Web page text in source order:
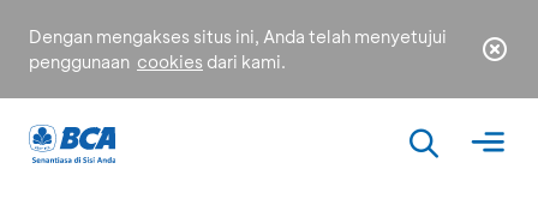
Dengan mengakses situs ini, Anda telah menyetujui
penggunaan cookies dari kami.